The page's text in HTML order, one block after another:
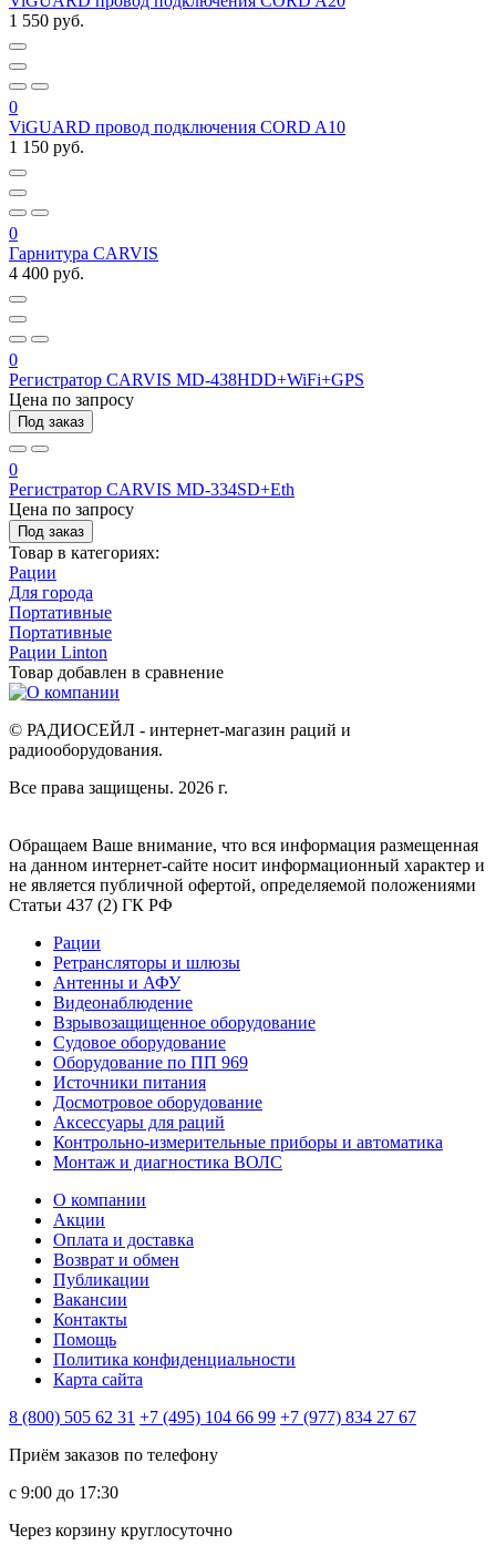
1 550 руб.
0
ViGUARD провод подключения CORD A10
1 150 руб.
0
Гарнитура CARVIS
4 400 руб.
0
Регистратор CARVIS MD-438HDD+WiFi+GPS
Цена по запросу
Под заказ
0
Регистратор CARVIS MD-334SD+Eth
Цена по запросу
Под заказ
Товар в категориях:
Рации
Для города
Портативные
Портативные
Рации Linton
Товар добавлен в сравнение
© РАДИОСЕЙЛ - интернет-магазин раций и
радиооборудования.
Все права защищены. 2026 г.
Обращаем Ваше внимание, что вся информация размещенная
на данном интернет-сайте носит информационный характер и
не является публичной офертой, определяемой положениями
Статьи 437 (2) ГК РФ
Рации
Ретрансляторы и шлюзы
Антенны и АФУ
Видеонаблюдение
Взрывозащищенное оборудование
Судовое оборудование
Оборудование по ПП 969
Источники питания
Досмотровое оборудование
Аксессуары для раций
Контрольно-измерительные приборы и автоматика
Монтаж и диагностика ВОЛС
О компании
Акции
Оплата и доставка
Возврат и обмен
Публикации
Вакансии
Контакты
Помощь
Политика конфиденциальности
Карта сайта
8 (800) 505 62 31 +7 (495) 104 66 99 +7 (977) 834 27 67
Приём заказов по телефону
с 9:00 до 17:30
Через корзину круглосуточно